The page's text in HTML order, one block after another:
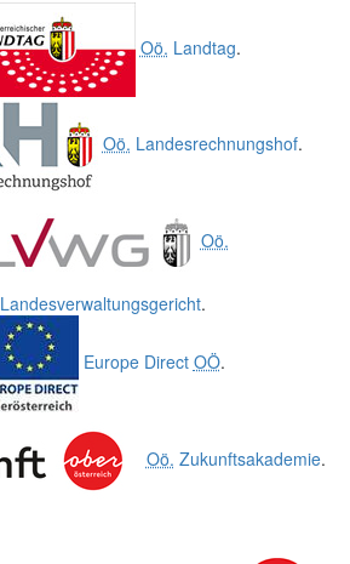
Oö. Landtag.
Oö. Landesrechnungshof.
Oö.
Landesverwaltungsgericht.
Europe Direct OÖ.
Oö. Zukunftsakademie.